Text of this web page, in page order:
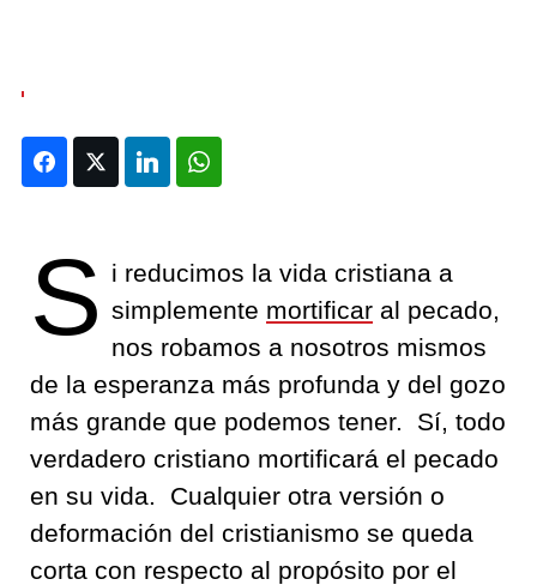
FacebookTwitter LinkedIn
S i reducimos la vida cristiana a
simplemente mortificar al pecado,
nos robamos a nosotros mismos
de la esperanza más profunda y del gozo
más grande que podemos tener.
Sí, todo
verdadero cristiano mortificará el pecado
en su vida. Cualquier otra versión o
deformación del cristianismo se queda
corta con respecto al propósito por el